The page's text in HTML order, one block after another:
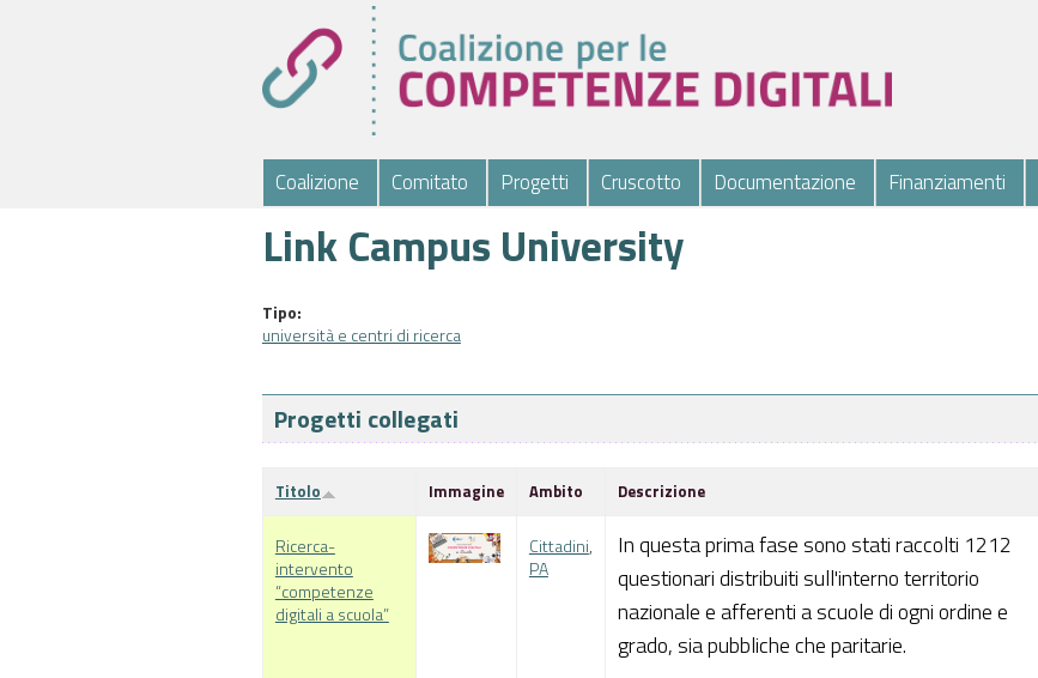
Coalizione Comitato Progetti Cruscotto Documentazione Finanziamenti
Link Campus University
Tipo:
università e centri di ricerca
Progetti collegati
Titolo Immagine Ambito Descrizione
Ricerca-
intervento
“competenze
digitali a scuola”
Cittadini,
PA
In questa prima fase sono stati raccolti 1212
questionari distribuiti sull'interno territorio
nazionale e afferenti a scuole di ogni ordine e
grado, sia pubbliche che paritarie.